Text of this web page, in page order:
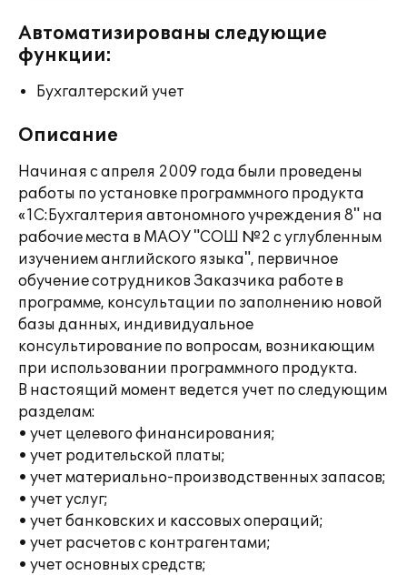
Автоматизированы следующие
функции:
Бухгалтерский учет
Описание
Начиная с апреля 2009 года были проведены
работы по установке программного продукта
«1С:Бухгалтерия автономного учреждения 8" на
рабочие места в МАОУ "СОШ №2 с углубленным
изучением английского языка", первичное
обучение сотрудников Заказчика работе в
программе, консультации по заполнению новой
базы данных, индивидуальное
консультирование по вопросам, возникающим
при использовании программного продукта.
В настоящий момент ведется учет по следующим
разделам:
• учет целевого финансирования;
• учет родительской платы;
• учет материально-производственных запасов;
• учет услуг;
• учет банковских и кассовых операций;
• учет расчетов с контрагентами;
• учет основных средств;